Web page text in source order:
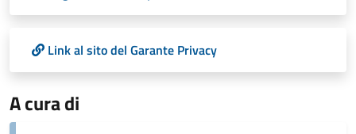
Link al sito del Garante Privacy
A cura di